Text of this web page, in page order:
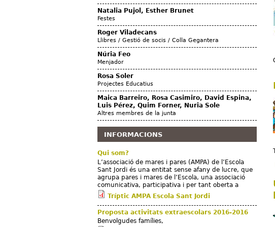
Natalia Pujol, Esther Brunet
Festes
Roger Viladecans
Llibres / Gestió de socis / Colla Gegantera
Núria Feo
Menjador
Rosa Soler
Projectes Educatius
Maica Barreiro, Rosa Casimiro, David Espina,
Luis Pérez, Quim Forner, Nuria Sole
Altres membres de la junta
INFORMACIONS
Qui som?
L’associació de mares i pares (AMPA) de l’Escola
Sant Jordi és una entitat sense afany de lucre, que
agrupa pares i mares de l’Escola, una associació
comunicativa, participativa i per tant oberta a
Tríptic AMPA Escola Sant Jordi
Proposta activitats extraescolars 2016-2016
Benvolgudes famílies,